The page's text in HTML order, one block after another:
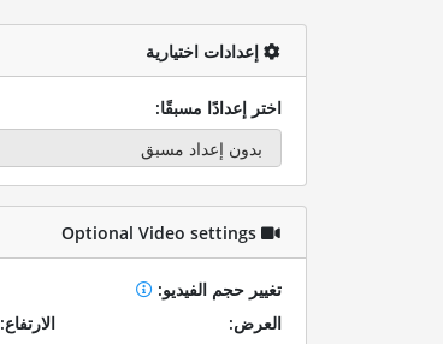
إعدادات اختيارية
اختر إعدادًا مسبقًا:
Optional Video settings
تغيير حجم الفيديو:
العرض:
الارتفاع: